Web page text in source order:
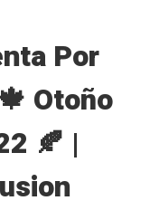
Por
Otoño
🍂 |